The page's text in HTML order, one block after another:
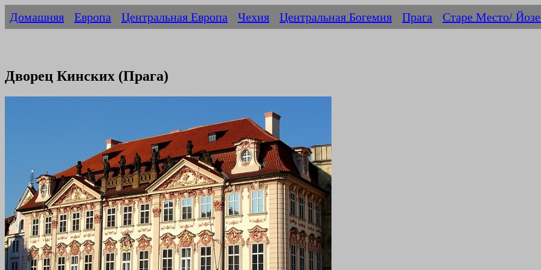
Домашняя Европа Центральная Европа Чехия Центральная Богемия Прага Старе Место/
Дворец Кинских (Прага)